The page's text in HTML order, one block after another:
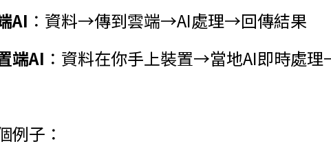
AI ：資料→傳到雲端→AI處理→回傳結果
端AI ：資料在你手上裝置→當地AI即時處
例子：